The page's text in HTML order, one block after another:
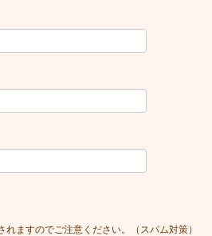
ますのでご注意ください。（スパム対策）